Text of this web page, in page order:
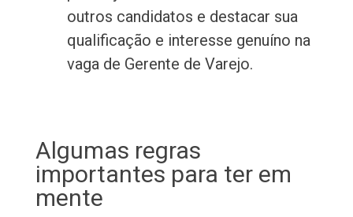
outros candidatos e destacar sua
qualificação e interesse genuíno na
vaga de Gerente de Varejo.
Algumas regras
importantes para ter em
mente